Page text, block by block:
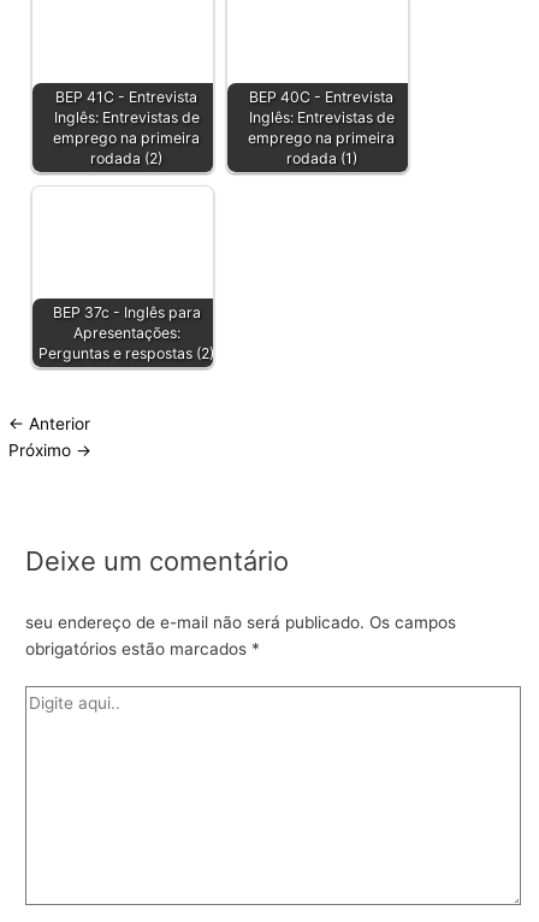
BEP 41C - Entrevista
Inglês: Entrevistas de
emprego na primeira
rodada (2)
BEP 40C - Entrevista
Inglês: Entrevistas de
emprego na primeira
rodada (1)
BEP 37c - Inglês para
Apresentações:
Perguntas e respostas (2)
← Anterior
Próximo →
Deixe um comentário
seu endereço de e-mail não será publicado. Os campos
obrigatórios estão marcados *